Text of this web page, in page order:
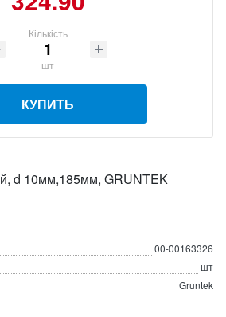
Кількість
шт
КУПИТЬ
d 10мм,185мм, GRUNTEK
00-00163326
шт
Gruntek